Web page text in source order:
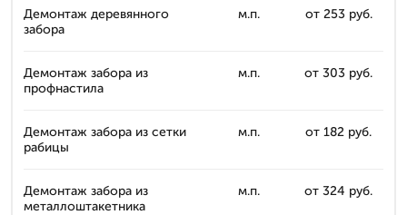
Демонтаж деревянного
забора
м.п. от 253 руб.
Демонтаж забора из
профнастила
м.п. от 303 руб.
Демонтаж забора из сетки
рабицы
м.п. от 182 руб.
Демонтаж забора из
металлоштакетника
м.п. от 324 руб.